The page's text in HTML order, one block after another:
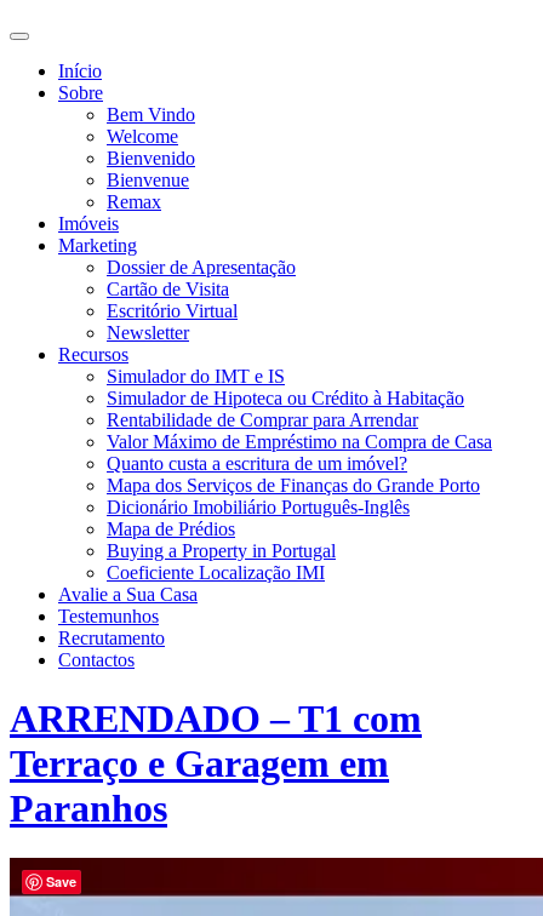
Toggle
search
field
Início
Sobre
Bem Vindo
Welcome
Bienvenido
Bienvenue
Remax
Imóveis
Marketing
Dossier de Apresentação
Cartão de Visita
Escritório Virtual
Newsletter
Recursos
Simulador do IMT e IS
Simulador de Hipoteca ou Crédito à Habitação
Rentabilidade de Comprar para Arrendar
Valor Máximo de Empréstimo na Compra de Casa
Quanto custa a escritura de um imóvel?
Mapa dos Serviços de Finanças do Grande Porto
Dicionário Imobiliário Português-Inglês
Mapa de Prédios
Buying a Property in Portugal
Coeficiente Localização IMI
Avalie a Sua Casa
Testemunhos
Recrutamento
Contactos
ARRENDADO – T1 com
Terraço e Garagem em
Paranhos
Save